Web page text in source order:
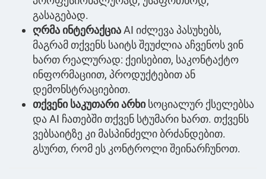
გასაგებად.
ღრმა ინტერაქციაAI იძლევა პასუხებს,
მაგრამ თქვენს საიტს შეუძლია აჩვენოს ვინ
ხართ რეალურად: ქეისებით, საკონტაქტო
ინფორმაციით, პროდუქტებით ან
დემონსტრაციებით.
თქვენი საკუთარი არხისოციალურ ქსელებსა
და AI ჩათებში თქვენ სტუმარი ხართ. თქვენს
ვებსაიტზე კი მასპინძელი ბრძანდებით.
გსურთ, რომ ეს კონტროლი შეინარჩუნოთ.